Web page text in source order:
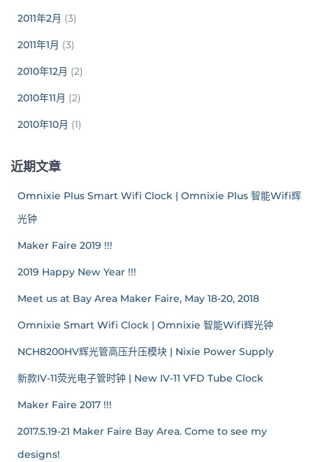
2011年2月 (3)
2011年1月 (3)
2010年12月 (2)
2010年11月 (2)
2010年10月 (1)
近期文章
Omnixie Plus Smart Wifi Clock | Omnixie Plus 智能Wifi辉
光钟
Maker Faire 2019 !!!
2019 Happy New Year !!!
Meet us at Bay Area Maker Faire, May 18-20, 2018
Omnixie Smart Wifi Clock | Omnixie 智能Wifi辉光钟
NCH8200HV辉光管高压升压模块 | Nixie Power Supply
新款IV-11荧光电子管时钟 | New IV-11 VFD Tube Clock
Maker Faire 2017 !!!
2017.5.19-21 Maker Faire Bay Area. Come to see my
designs!